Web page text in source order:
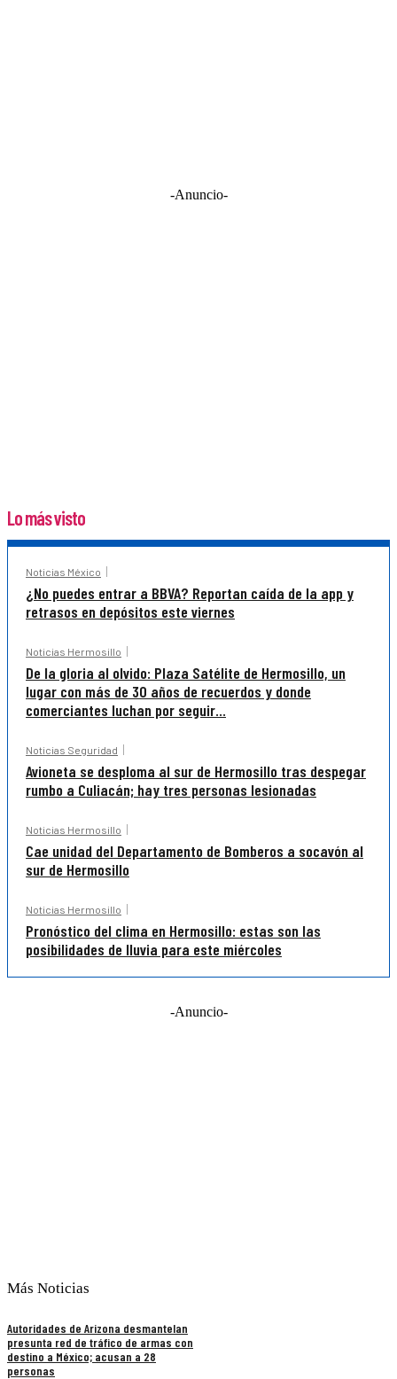
-Anuncio-
Lo más visto
Noticias México
¿No puedes entrar a BBVA? Reportan caída de la app y
retrasos en depósitos este viernes
Noticias Hermosillo
De la gloria al olvido: Plaza Satélite de Hermosillo, un
lugar con más de 30 años de recuerdos y donde
comerciantes luchan por seguir...
Noticias Seguridad
Avioneta se desploma al sur de Hermosillo tras despegar
rumbo a Culiacán; hay tres personas lesionadas
Noticias Hermosillo
Cae unidad del Departamento de Bomberos a socavón al
sur de Hermosillo
Noticias Hermosillo
Pronóstico del clima en Hermosillo: estas son las
posibilidades de lluvia para este miércoles
-Anuncio-
Más Noticias
Autoridades de Arizona desmantelan
presunta red de tráfico de armas con
destino a México; acusan a 28
personas